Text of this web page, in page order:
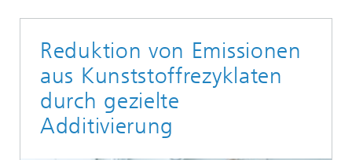
Reduktion von Emissionen
aus Kunststoffrezyklaten
durch gezielte
Additivierung